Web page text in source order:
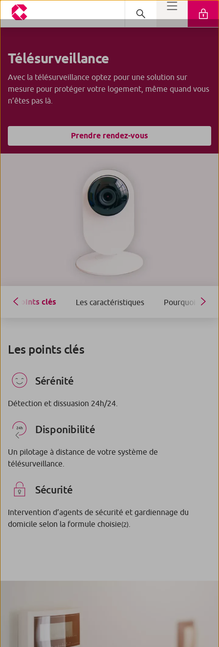
Télésurveillance
Avec la télésurveillance optez pour une solution sur
mesure pour protéger votre logement, même quand vous
n’êtes pas là.
Prendre rendez-vous
Points clés Les caractéristiques Pourquoi
Les points clés
Sérénité
Détection et dissuasion 24h/24.
Disponibilité
Un pilotage à distance de votre système de
télésurveillance.
Sécurité
Intervention d’agents de sécurité et gardiennage du
domicile selon la formule choisie(2)